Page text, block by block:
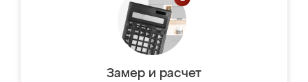
Замер и расчет